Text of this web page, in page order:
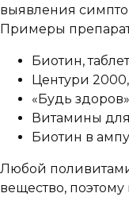
выявления
Примеры
Биотин,
Центури
«Будь
Витамины
Биотин в
Любой
вещество,